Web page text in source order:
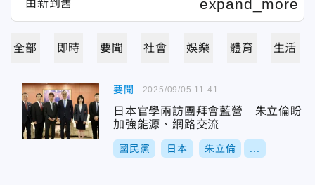
全部 即時 要聞 社會 娛樂 體育 生活
要聞
日本官學兩訪團拜會藍營 朱立倫盼
加強能源、網路交流
國民黨 日本 朱立倫
2025/09/05 11:41